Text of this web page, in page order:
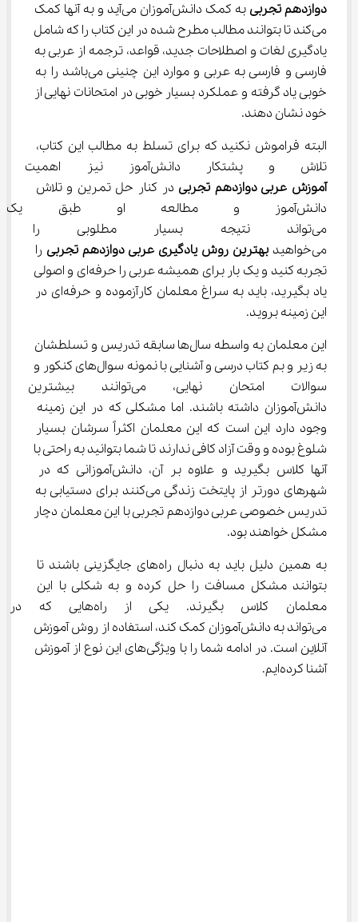
دوازدهم تجربی
به کمک دانش‌آموزان می‌آید و به آنها کمک
می‌کند تا بتوانند مطالب مطرح شده در این کتاب را که شامل
یادگیری لغات و اصطلاحات جدید، قواعد، ترجمه از عربی به
فارسی و فارسی به عربی و موارد این چنینی می‌باشد را به
خوبی یاد گرفته و عملکرد بسیار خوبی در امتحانات نهایی از
خود نشان دهند.
البته فراموش نکنید که برای تسلط به مطالب این کتاب،
تلاش و پشتکار دانش‌آموز نیز اهمیت بسیار زیادی دارد.
آموزش عربی دوازدهم تجربی در کنار حل تمرین و تلاش
دانش‌آموز و مطالعه او طبق یک
می‌تواند نتیجه بسیار مطلوبی
می‌خواهید
بهترین روش یادگیری عربی دوازدهم تجربی را
تجربه کنید و یک بار برای همیشه عربی را حرفه‌ای و اصولی
یاد بگیرید، باید به سراغ معلمان کارآزموده و حرفه‌ای در
این زمینه بروید.
این معلمان به واسطه سال‌ها سابقه تدریس و تسلطشان
به زیر و بم کتاب درسی و آشنایی با نمونه سوال‌های کنکور و
سوالات امتحان نهایی،
دانش‌آموزان داشته باشند. اما مشکلی که در این زمینه
وجود دارد این است که این معلمان اکثراً سرشان بسیار
شلوغ بوده و وقت آزاد کافی ندارند تا شما بتوانید به راحتی با
آنها کلاس بگیرید و علاوه بر آن، دانش‌آموزانی که در
شهرهای دورتر از پایتخت زندگی می‌کنند برای دستیابی به
تدریس خصوصی عربی دوازدهم تجربی با این معلمان دچار
مشکل خواهند بود.
به همین دلیل باید به دنبال راه‌های جایگزینی باشند تا
بتوانند مشکل مسافت را حل کرده و به شکلی با این
معلمان کلاس بگیرند. یکی از
می‌تواند به دانش‌آموزان کمک کند، استفاده از روش آموزش
آنلاین است. در ادامه شما را با ویژگی‌های این نوع از آموزش
آشنا کرده‌ایم.